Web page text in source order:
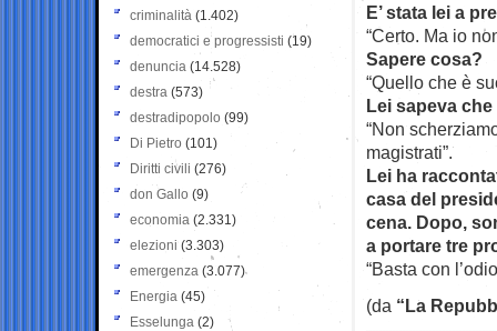
E’ stata lei a
“Certo. Ma io
Sapere cosa?
“Quello che è
Lei sapeva
“Non
magistrati”.
Lei ha
casa del
cena. Dopo,
a portare tre
“Basta con
(da “La
criminalità (1.402)
democratici e progressisti (19)
denuncia (14.528)
destra (573)
destradipopolo (99)
Di Pietro (101)
Diritti civili (276)
don Gallo (9)
economia (2.331)
elezioni (3.303)
emergenza (3.077)
Energia (45)
Esselunga (2)